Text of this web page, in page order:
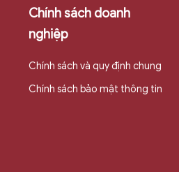
Chính sách doanh
nghiệp
Chính sách và quy định chung
Chính sách bảo mật thông tin